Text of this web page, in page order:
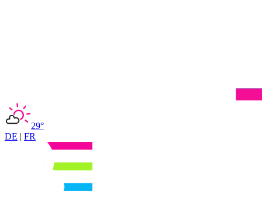
29°
DE | FR